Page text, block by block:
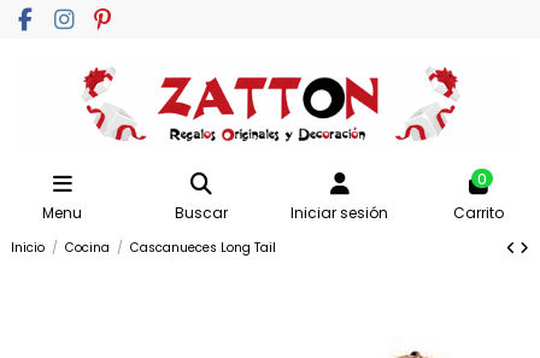
Menu Buscar Iniciar sesión
0
Carrito
Inicio Cocina Cascanueces Long Tail